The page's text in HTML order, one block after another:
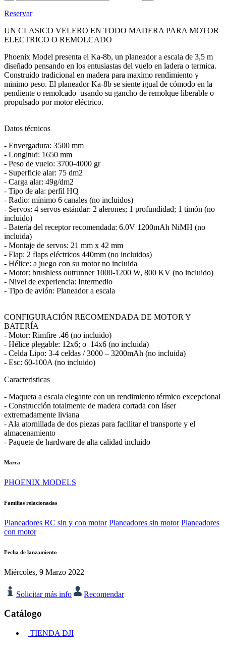
Reservar
UN CLASICO VELERO EN TODO MADERA PARA MOTOR
ELECTRICO O REMOLCADO
Phoenix Model presenta el Ka-8b, un planeador a escala de 3,5 m
diseñado pensando en los entusiastas del vuelo en ladera o termica.
Construido tradicional en madera para maximo rendimiento y
minimo peso. El planeador Ka-8b se siente igual de cómodo en la
pendiente o remolcado usando su gancho de remolque liberable o
propulsado por motor eléctrico.
Datos técnicos
- Envergadura: 3500 mm
- Longitud: 1650 mm
- Peso de vuelo: 3700-4000 gr
- Superficie alar: 75 dm2
- Carga alar: 49g/dm2
- Tipo de ala: perfil HQ
- Radio: mínimo 6 canales (no incluidos)
- Servos: 4 servos estándar: 2 alerones; 1 profundidad; 1 timón (no
incluido)
- Batería del receptor recomendada: 6.0V 1200mAh NiMH (no
incluida)
- Montaje de servos: 21 mm x 42 mm
- Flap: 2 flaps eléctricos 440mm (no incluidos)
- Hélice: a juego con su motor no incluida
- Motor: brushless outrunner 1000-1200 W, 800 KV (no incluido)
- Nivel de experiencia: Intermedio
- Tipo de avión: Planeador a escala
CONFIGURACIÓN RECOMENDADA DE MOTOR Y
BATERÍA
- Motor: Rimfire .46 (no incluido)
- Hélice plegable: 12x6; o 14x6 (no incluida)
- Celda Lipo: 3-4 celdas / 3000 – 3200mAh (no incluida)
- Esc: 60-100A (no incluido)
Caracteristicas
- Maqueta a escala elegante con un rendimiento térmico excepcional
- Construcción totalmente de madera cortada con láser
extremadamente liviana
- Ala atornillada de dos piezas para facilitar el transporte y el
almacenamiento
- Paquete de hardware de alta calidad incluido
Marca
PHOENIX MODELS
Familias relacionadas
Planeadores RC sin y con motor Planeadores sin motor Planeadores
con motor
Fecha de lanzamiento
Miércoles, 9 Marzo 2022
Solicitar más info Recomendar
Catálogo
TIENDA DJI